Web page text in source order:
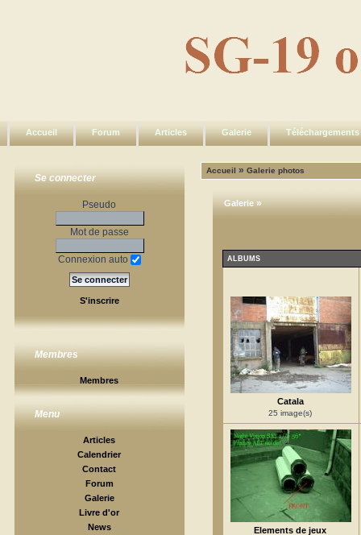
Accueil Forum Articles Galerie Téléchargements
Se connecter
Pseudo
Mot de passe
Connexion auto
S'inscrire
Membres
Membres
Menu
Articles
Calendrier
Contact
Forum
Galerie
Livre d'or
News
Accueil »Galerie photos
Galerie »
ALBUMS
Catala
25 image(s)
Elements de jeux